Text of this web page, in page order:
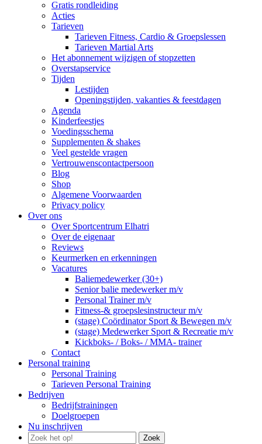
Gratis rondleiding
Acties
Tarieven
Tarieven Fitness, Cardio & Groepslessen
Tarieven Martial Arts
Het abonnement wijzigen of stopzetten
Overstapservice
Tijden
Lestijden
Openingstijden, vakanties & feestdagen
Agenda
Kinderfeestjes
Voedingsschema
Supplementen & shakes
Veel gestelde vragen
Vertrouwenscontactpersoon
Blog
Shop
Algemene Voorwaarden
Privacy policy
Over ons
Over Sportcentrum Elhatri
Over de eigenaar
Reviews
Keurmerken en erkenningen
Vacatures
Baliemedewerker (30+)
Senior balie medewerker m/v
Personal Trainer m/v
Fitness-& groepslesinstructeur m/v
(stage) Coördinator Sport & Bewegen m/v
(stage) Medewerker Sport & Recreatie m/v
Kickboks- / Boks- / MMA- trainer
Contact
Personal training
Personal Training
Tarieven Personal Training
Bedrijven
Bedrijfstrainingen
Doelgroepen
Nu inschrijven
Zoek